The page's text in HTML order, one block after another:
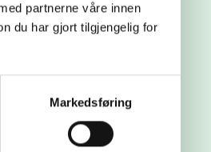
partnerne våre innen
du har gjort tilgjengelig for
Markedsføring